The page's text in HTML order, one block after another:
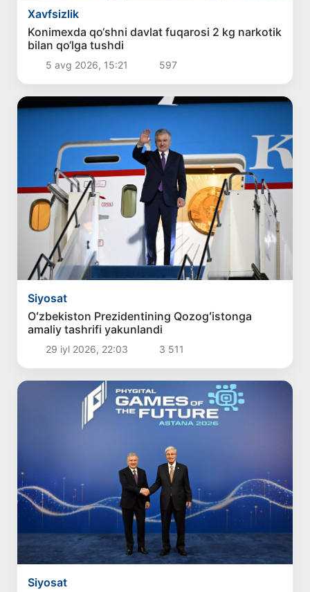
Xavfsizlik
Konimexda qo‘shni davlat fuqarosi 2 kg narkotik
bilan qo‘lga tushdi
5 avg 2026, 15:21 597
Siyosat
Oʻzbekiston Prezidentining Qozogʻistonga
amaliy tashrifi yakunlandi
29 iyl 2026, 22:03 3 511
Siyosat